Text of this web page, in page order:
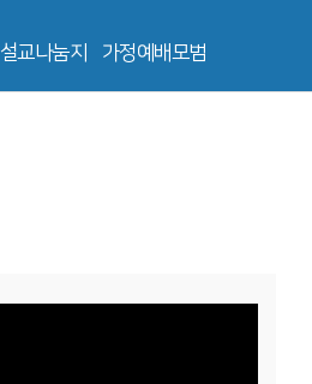
설교나눔지 가정예배모범